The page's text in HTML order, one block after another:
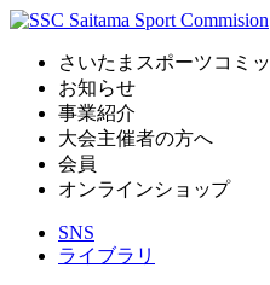
さいたまスポーツコミ
お知らせ
事業紹介
大会主催者の方へ
会員
オンラインショップ
SNS
ライブラリ